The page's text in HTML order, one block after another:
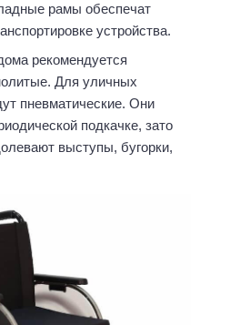
рамы обеспечат
устройства.
рекомендуется
Для уличных
пневматические. Они
подкачке, зато
выступы, бугорки,